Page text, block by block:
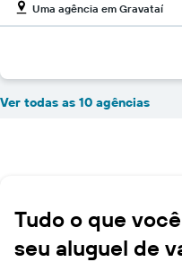
Uma agência em Gravataí
Ver todas as 10 agências
Tudo o que
seu aluguel de